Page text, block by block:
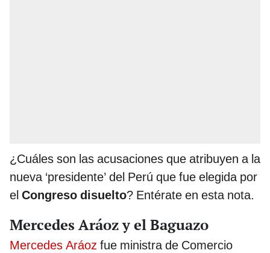
¿Cuáles son las acusaciones que atribuyen a la
nueva ‘presidente’ del Perú que fue elegida por
el Congreso disuelto? Entérate en esta nota.
Mercedes Aráoz y el Baguazo
Mercedes Aráoz fue ministra de Comercio